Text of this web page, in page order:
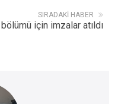
SIRADAKI HABER
için imzalar atıldı